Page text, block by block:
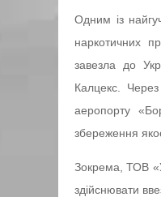
Одним із
наркотичних
завезла до
Калцекс.
аеропорту
збереження
Зокрема, ТОВ
здійснювати